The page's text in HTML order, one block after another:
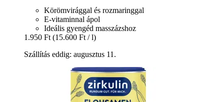
Körömvirággal és rozmaringgal
E-vitaminnal ápol
Ideális gyengéd masszázshoz
1.950 Ft (15.600 Ft / l)
Szállítás eddig: augusztus 11.